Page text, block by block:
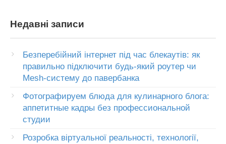
Недавні записи
Безперебійний інтернет під час блекаутів: як
правильно підключити будь-який роутер чи
Mesh-систему до павербанка
Фотографируем блюда для кулинарного блога:
аппетитные кадры без профессиональной
студии
Розробка віртуальної реальності, технології,